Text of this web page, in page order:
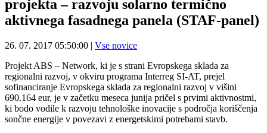
projekta – razvoju solarno termično
aktivnega fasadnega panela (STAF-panel)
26. 07. 2017 05:50:00 | Vse novice
Projekt ABS – Network, ki je s strani Evropskega sklada za
regionalni razvoj, v okviru programa Interreg SI-AT, prejel
sofinanciranje Evropskega sklada za regionalni razvoj v višini
690.164 eur, je v začetku meseca junija pričel s prvimi aktivnostmi,
ki bodo vodile k razvoju tehnološke inovacije s področja koriščenja
sončne energije v povezavi z energetskimi potrebami stavb.